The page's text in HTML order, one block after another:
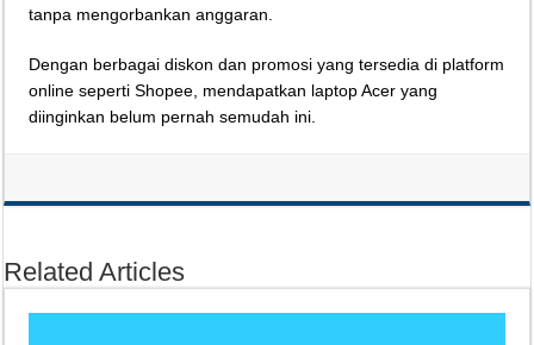
tanpa mengorbankan anggaran.
Dengan berbagai diskon dan promosi yang tersedia di platform
online seperti Shopee, mendapatkan laptop Acer yang
diinginkan belum pernah semudah ini.
Related Articles